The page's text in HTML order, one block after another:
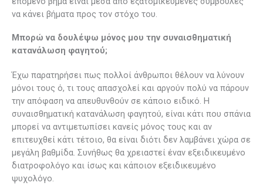
να κάνει βήματα προς τον στόχο του.
Μπορώ να δουλέψω μόνος μου την συναισθηματική
κατανάλωση φαγητού;
Έχω παρατηρήσει πως πολλοί άνθρωποι θέλουν να λύνουν
μόνοι τους ό, τι τους απασχολεί και αργούν πολύ να πάρουν
την απόφαση να απευθυνθούν σε κάποιο ειδικό. Η
συναισθηματική κατανάλωση φαγητού, είναι κάτι που σπάνια
μπορεί να αντιμετωπίσει κανείς μόνος τους και αν
επιτευχθεί κάτι τέτοιο, θα είναι διότι δεν λαμβάνει χώρα σε
μεγάλη βαθμίδα. Συνήθως θα χρειαστεί έναν εξειδικευμένο
διατροφολόγο και ίσως και κάποιον εξειδικευμένο
ψυχολόγο.